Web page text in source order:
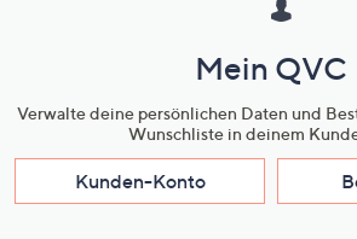
Mein QVC
Verwalte deine persönlichen Daten und
Wunschliste in deinem
Kunden-Konto